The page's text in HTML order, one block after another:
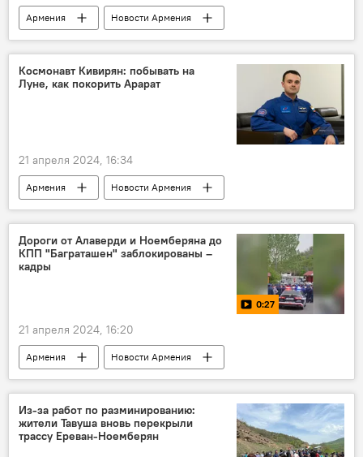
Армения
Новости Армения
Политика
РПА
миротворцы
Нагорный Карабах
Космонавт Кивирян: побывать на
Луне, как покорить Арарат
21 апреля 2024, 16:34
Армения
Новости Армения
космонавт
Дороги от Алаверди и Ноемберяна до
КПП "Баграташен" заблокированы –
кадры
0:27
21 апреля 2024, 16:20
Армения
Новости Армения
Политика
дорога
КПП "Баграташен"
Общество
Видео
Из-за работ по разминированию:
жители Тавуша вновь перекрыли
трассу Ереван-Ноемберян